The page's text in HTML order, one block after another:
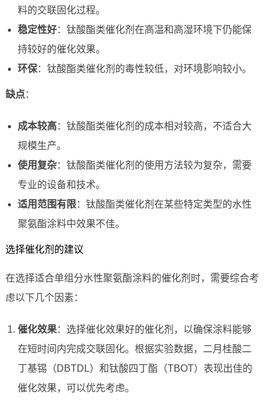
料的交联固化过程。
稳定性好：钛酸酯类催化剂在高温和高湿环境下仍能保
持较好的催化效果。
环保：钛酸酯类催化剂的毒性较低，对环境影响较小。
缺点：
成本较高：钛酸酯类催化剂的成本相对较高，不适合大
规模生产。
使用复杂：钛酸酯类催化剂的使用方法较为复杂，需要
专业的设备和技术。
适用范围有限：钛酸酯类催化剂在某些特定类型的水性
聚氨酯涂料中效果不佳。
选择催化剂的建议
在选择适合单组分水性聚氨酯涂料的催化剂时，需要综合考
虑以下几个因素：
催化效果：选择催化效果好的催化剂，以确保涂料能够
在短时间内完成交联固化。根据实验数据，二月桂酸二
丁基锡（DBTDL）和钛酸四丁酯（TBOT）表现出佳的
催化效果，可以优先考虑。